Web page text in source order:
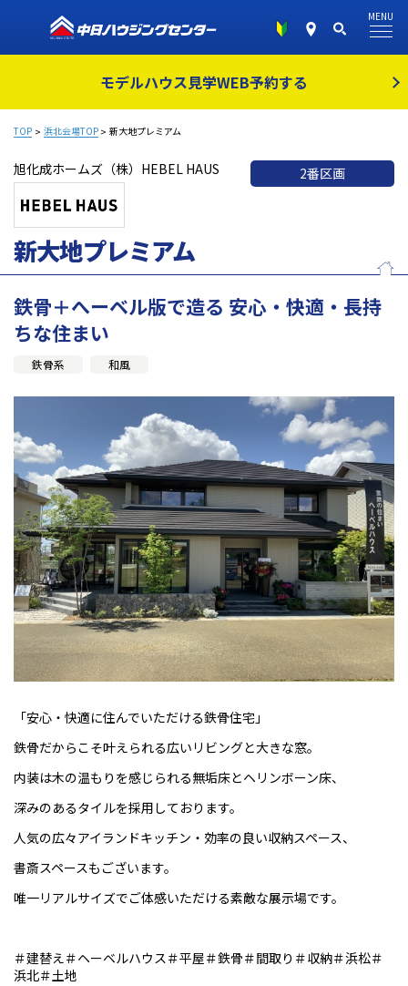
モデルハウス見学WEB予約する
MENU
TOP 浜北会場TOP 新大地プレミアム
旭化成ホームズ（株）HEBEL HAUS 2番区画
新大地プレミアム
鉄骨＋へーベル版で造る 安心・快適・長持
ちな住まい
鉄骨系 和風
「安心・快適に住んでいただける鉄骨住宅」
鉄骨だからこそ叶えられる広いリビングと大きな窓。
内装は木の温もりを感じられる無垢床とヘリンボーン床、
深みのあるタイルを採用しております。
人気の広々アイランドキッチン・効率の良い収納スペース、
書斎スペースもございます。
唯一リアルサイズでご体感いただける素敵な展示場です。
＃建替え＃ヘーベルハウス＃平屋＃鉄骨＃間取り＃収納＃浜松＃
浜北＃土地